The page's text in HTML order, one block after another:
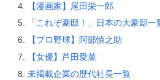
【漫画家】尾田栄一郎
「これぞ豪邸！」日本の大豪邸一
【プロ野球】阿部慎之助
【女優】芦田愛菜
未掲載企業の歴代社長一覧